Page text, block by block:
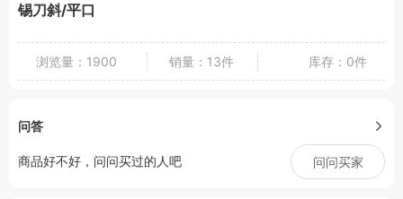
锡刀斜/平口
浏览量：1900 销量：13件 库存：0件
问答
商品好不好，问问买过的人吧 问问买家